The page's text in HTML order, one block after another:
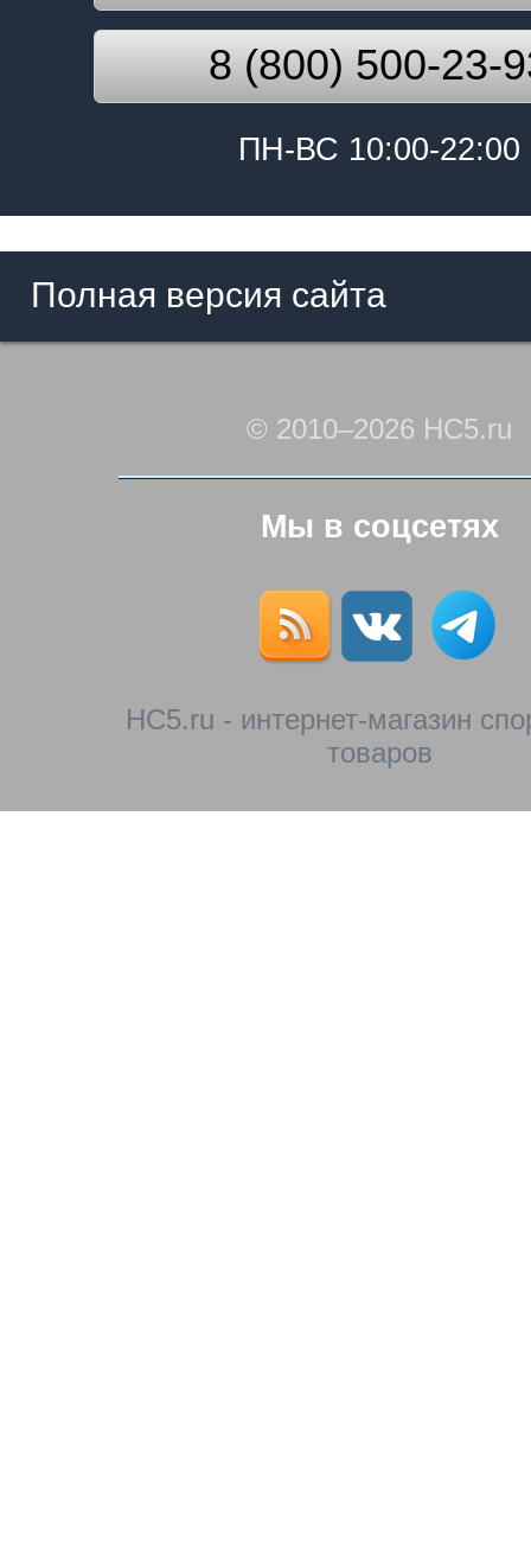
8 (800) 500-23-
ПН-ВС 10:00-22:00
Полная версия сайта
© 2010–2026 HC5.ru
Мы в соцсетях
HC5.ru - интернет-магазин
товаров